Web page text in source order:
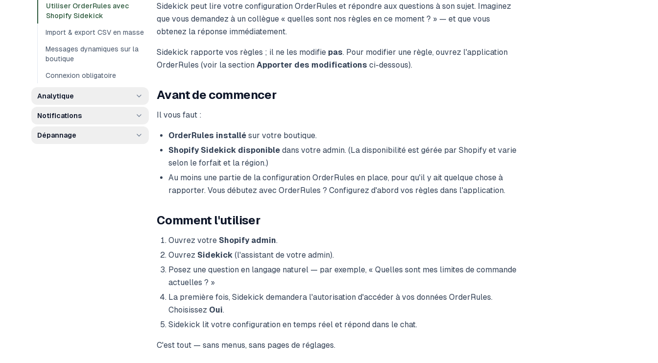
Utiliser OrderRules avec
Shopify Sidekick
Import & export CSV en masse
Messages dynamiques sur la
boutique
Connexion obligatoire
Analytique
Notifications
Dépannage
Sidekick peut lire votre configuration OrderRules et répondre aux questions à son sujet. Imaginez
que vous demandez à un collègue « quelles sont nos règles en ce moment ? » — et que vous
obtenez la réponse immédiatement.
Sidekick rapporte vos règles ; il ne les modifie pas. Pour modifier une règle, ouvrez l'application
OrderRules (voir la section Apporter des modifications ci-dessous).
Avant de commencer
Il vous faut :
OrderRules installé sur votre boutique.
Shopify Sidekick disponible dans votre admin. (La disponibilité est gérée par Shopify et varie
selon le forfait et la région.)
Au moins une partie de la configuration OrderRules en place, pour qu'il y ait quelque chose à
rapporter. Vous débutez avec OrderRules ? Configurez d'abord vos règles dans l'application.
Comment l'utiliser
Ouvrez votre Shopify admin.
Ouvrez Sidekick (l'assistant de votre admin).
Posez une question en langage naturel — par exemple, « Quelles sont mes limites de commande
actuelles ? »
La première fois, Sidekick demandera l'autorisation d'accéder à vos données OrderRules.
Choisissez Oui.
Sidekick lit votre configuration en temps réel et répond dans le chat.
C'est tout — sans menus, sans pages de réglages.